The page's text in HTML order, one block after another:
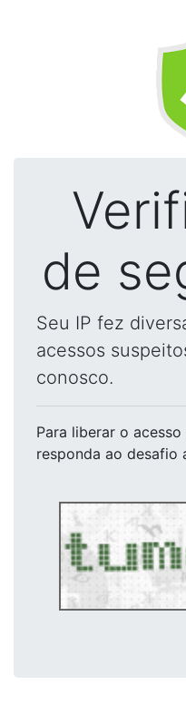
de
Seu IP fez
acessos
conosco.
Para liberar o acesso
responda ao desafio